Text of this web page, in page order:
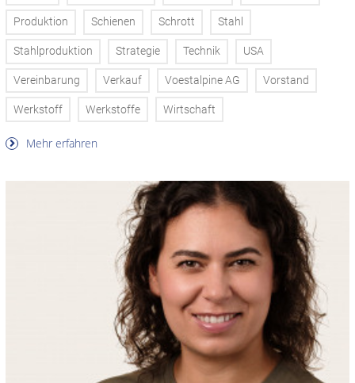
Produktion Schienen Schrott Stahl
Stahlproduktion Strategie Technik USA
Vereinbarung Verkauf Voestalpine AG Vorstand
Werkstoff Werkstoffe Wirtschaft
Mehr erfahren